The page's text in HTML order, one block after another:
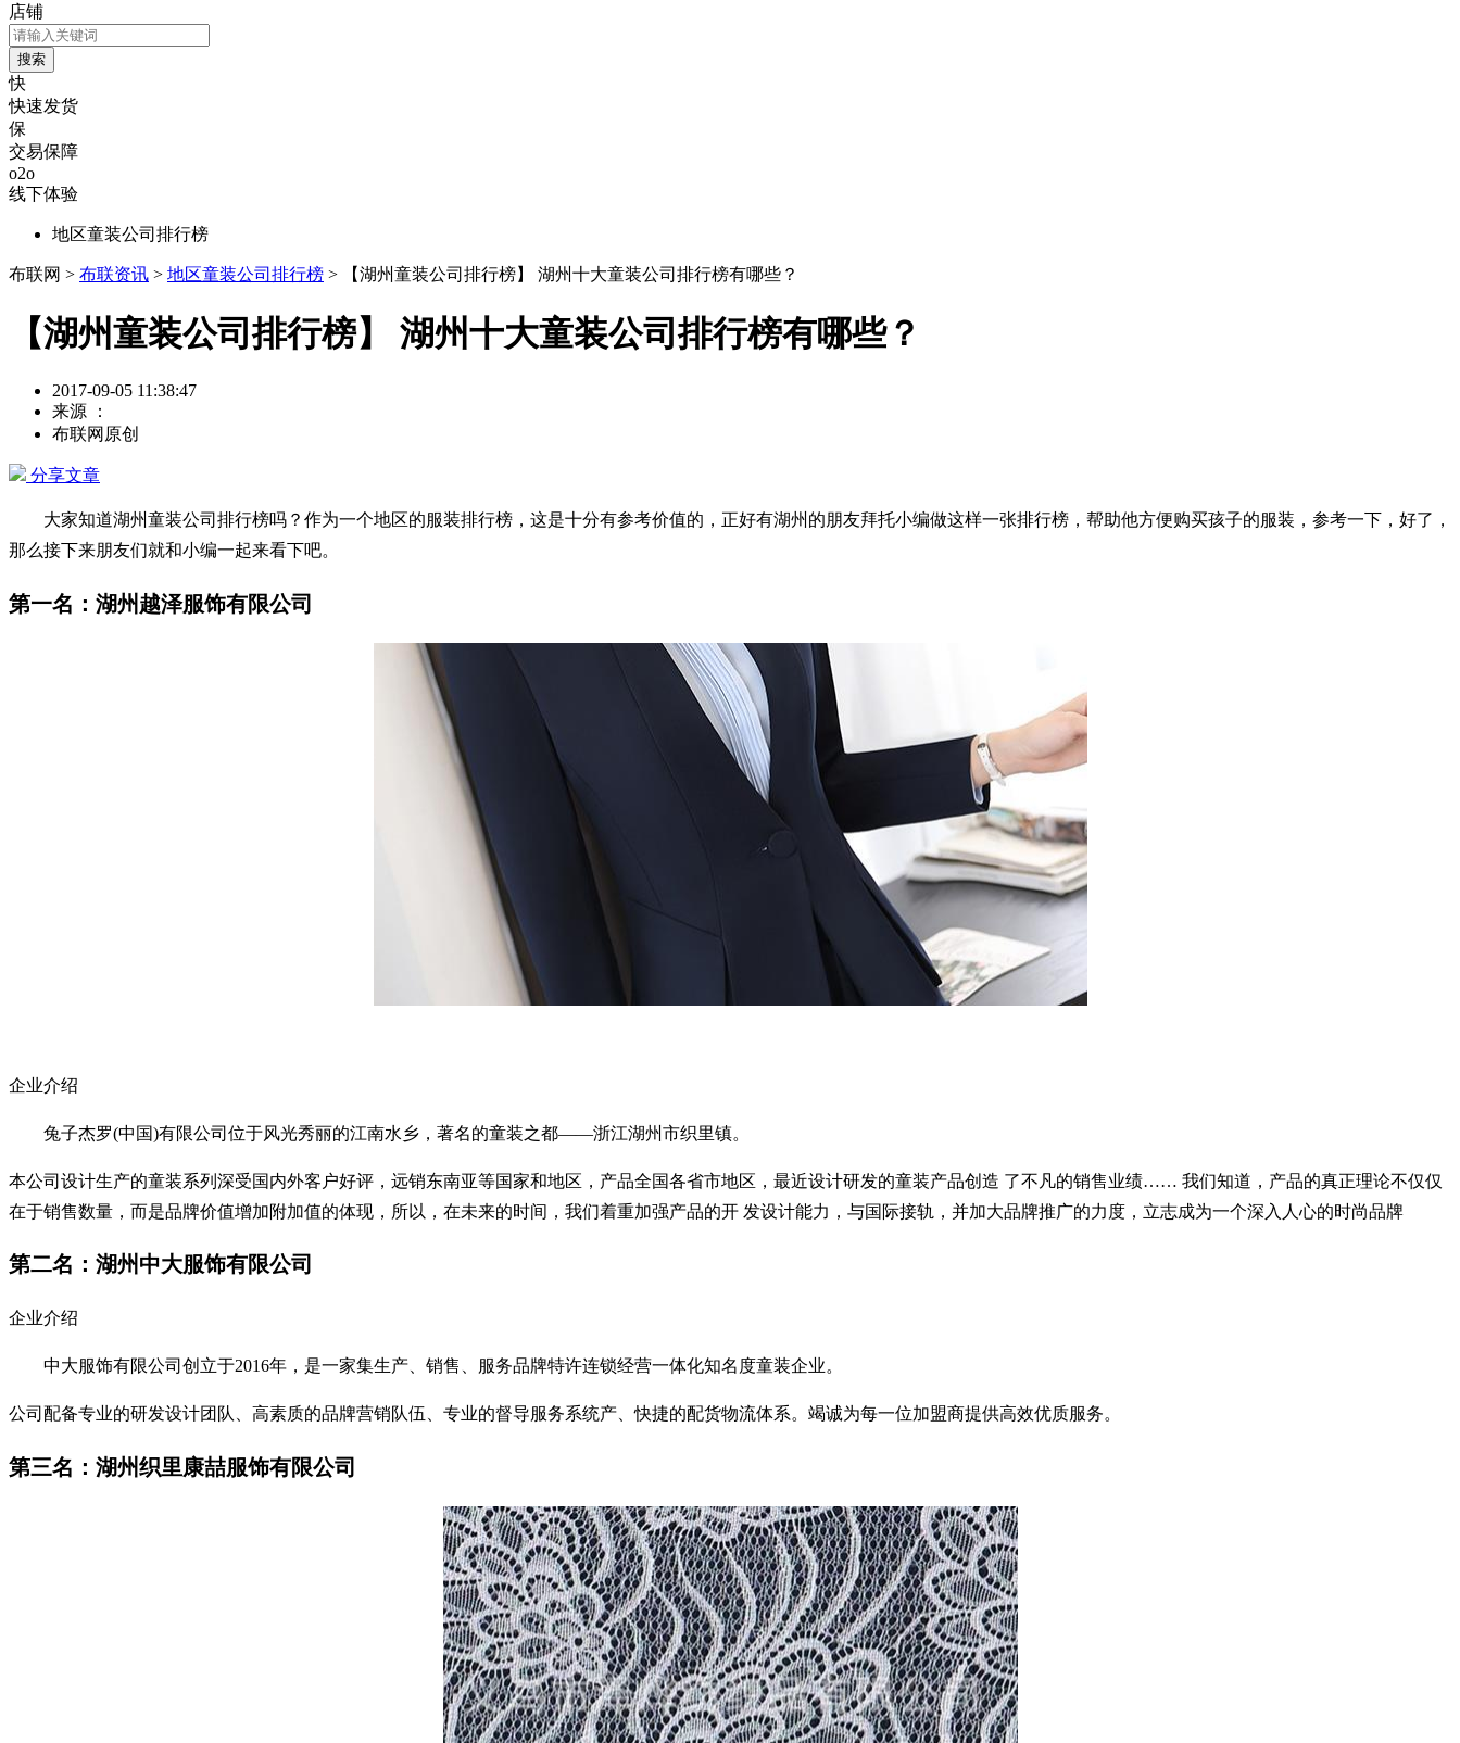
店铺
快
快速发货
保
交易保障
o2o
线下体验
地区童装公司排行榜
布联网 > 布联资讯 > 地区童装公司排行榜 > 【湖州童装公司排行榜】 湖州十大童装公司排行榜有哪些？
【湖州童装公司排行榜】 湖州十大童装公司排行榜有哪些？
2017-09-05 11:38:47
来源 ：
布联网原创
分享文章
大家知道湖州童装公司排行榜吗？作为一个地区的服装排行榜，这是十分有参考价值的，正好有湖州的朋友拜托小编做这样一张排行榜，帮助他方便购买孩子的服装，参考一下，好了，
那么接下来朋友们就和小编一起来看下吧。
第一名：湖州越泽服饰有限公司
企业介绍
兔子杰罗(中国)有限公司位于风光秀丽的江南水乡，著名的童装之都——浙江湖州市织里镇。
本公司设计生产的童装系列深受国内外客户好评，远销东南亚等国家和地区，产品全国各省市地区，最近设计研发的童装产品创造 了不凡的销售业绩…… 我们知道，产品的真正理论不仅仅
在于销售数量，而是品牌价值增加附加值的体现，所以，在未来的时间，我们着重加强产品的开 发设计能力，与国际接轨，并加大品牌推广的力度，立志成为一个深入人心的时尚品牌
第二名：湖州中大服饰有限公司
企业介绍
中大服饰有限公司创立于2016年，是一家集生产、销售、服务品牌特许连锁经营一体化知名度童装企业。
公司配备专业的研发设计团队、高素质的品牌营销队伍、专业的督导服务系统产、快捷的配货物流体系。竭诚为每一位加盟商提供高效优质服务。
第三名：湖州织里康喆服饰有限公司